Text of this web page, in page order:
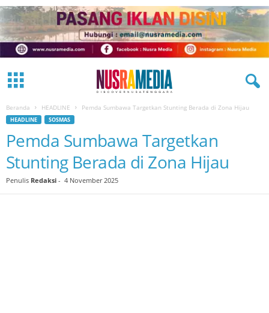
Beranda HEADLINE Pemda Sumbawa Targetkan Stunting Berada di Zona Hijau
HEADLINE SOSMAS
Pemda Sumbawa Targetkan
Stunting Berada di Zona Hijau
Penulis Redaksi - 4 November 2025